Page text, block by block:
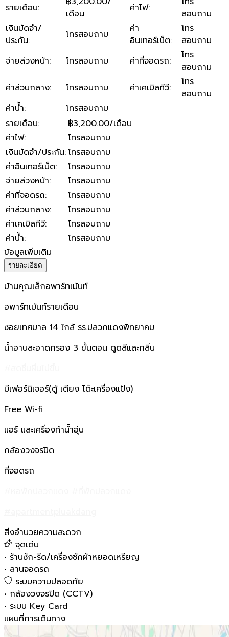
รายเดือน:
เดือน
ค่าไฟ:
สอบถาม
เงินมัดจำ/
ประกัน: โทรสอบถาม
ค่า
อินเทอร์เน็ต:
โทร
สอบถาม
จ่ายล่วงหน้า: โทรสอบถาม ค่าที่จอดรถ:
โทร
สอบถาม
ค่าส่วนกลาง: โทรสอบถาม ค่าเคเบิลทีวี:
โทร
สอบถาม
ค่าน้ำ:
โทรสอบถาม
รายเดือน:
฿3,200.00/เดือน
ค่าไฟ:
โทรสอบถาม
เงินมัดจำ/ประกัน:โทรสอบถาม
ค่าอินเทอร์เน็ต:
โทรสอบถาม
จ่ายล่วงหน้า:
โทรสอบถาม
ค่าที่จอดรถ:
โทรสอบถาม
ค่าส่วนกลาง:
โทรสอบถาม
ค่าเคเบิลทีวี:
โทรสอบถาม
ค่าน้ำ:
โทรสอบถาม
ข้อมูลเพิ่มเติม
รายละเอียด
บ้านคุณเล็กอพาร์ทเม้นท์
อพาร์ทเม้นท์รายเดือน
ซอยเทศบาล 14 ใกล้ รร.ปลวกแดงพิทยาคม
น้ำอาบสะอาดกรอง 3 ขั้นตอน ดูดสีและกลิ่น
มีเฟอร์นิเจอร์(ตู้ เตียง โต๊ะเครื่องแป้ง)
Free Wi-fi
แอร์ และเครื่องทำน้ำอุ่น
กล้องวงจรปิด
ที่จอดรถ
สิ่งอำนวยความสะดวก
จุดเด่น
• ร้านซัก-รีด/เครื่องซักผ้าหยอดเหรียญ
• ลานจอดรถ
ระบบความปลอดภัย
• กล้องวงจรปิด (CCTV)
• ระบบ Key Card
แผนที่การเดินทาง